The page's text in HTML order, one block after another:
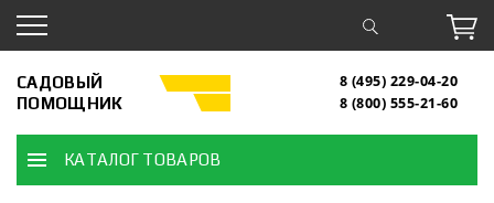
САДОВЫЙ
ПОМОЩНИК
8 (495) 229-04-20
8 (800) 555-21-60
КАТАЛОГ ТОВАРОВ